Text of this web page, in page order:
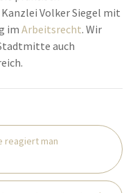
Volker Siegel mit
imArbeitsrecht. Wir
auch
reagiert man